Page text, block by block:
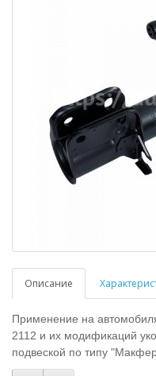
Описание
Применение на
2112 и их модификаций
подвеской по типу